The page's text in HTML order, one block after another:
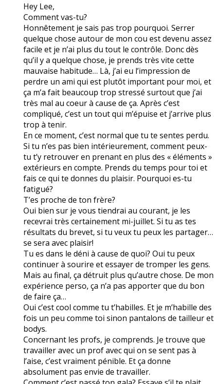
Hey Lee,
Comment vas-tu?
Honnêtement je sais pas trop pourquoi. Serrer
quelque chose autour de mon cou est devenu assez
facile et je n’ai plus du tout le contrôle. Donc dès
qu’il y a quelque chose, je prends très vite cette
mauvaise habitude… Là, j’ai eu l’impression de
perdre un ami qui est plutôt important pour moi, et
ça m’a fait beaucoup trop stressé surtout que j’ai
très mal au coeur à cause de ça. Après c’est
compliqué, c’est un tout qui m’épuise et j’arrive plus
trop à tenir.
En ce moment, c’est normal que tu te sentes perdu.
Si tu n’es pas bien intérieurement, comment peux-
tu t’y retrouver en prenant en plus des « éléments »
extérieurs en compte. Prends du temps pour toi et
fais ce qui te donnes du plaisir. Pourquoi es-tu
fatigué?
T’es proche de ton frère?
Oui bien sur je vous tiendrai au courant, je les
recevrai très certainement mi-juillet. Si tu as tes
résultats du brevet, si tu veux tu peux les partager…
se sera avec plaisir!
Tu es dans le déni à cause de quoi? Oui tu peux
continuer à sourire et essayer de tromper les gens.
Mais au final, ça détruit plus qu’autre chose. De mon
expérience perso, ça n’a pas apporter que du bon
de faire ça…
Oui c’est cool comme tu t’habilles. Et je m’habille des
fois un peu comme toi sinon pantalons de tailleur et
bodys.
Concernant les profs, je comprends. Je trouve que
travailler avec un prof avec qui on se sent pas à
l’aise, c’est vraiment pénible. Et ça donne
absolument pas envie de travailler.